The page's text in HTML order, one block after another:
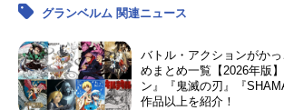
グランベルム 関連ニュース
バトル・アクションがか
めまとめ一覧【2026年版
ン』『鬼滅の刃』『
作品以上を紹介！